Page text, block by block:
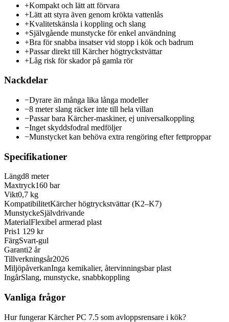
+Kompakt och lätt att förvara
+Lätt att styra även genom krökta vattenlås
+Kvalitetskänsla i koppling och slang
+Självgående munstycke för enkel användning
+Bra för snabba insatser vid stopp i kök och badrum
+Passar direkt till Kärcher högtryckstvättar
+Låg risk för skador på gamla rör
Nackdelar
−Dyrare än många lika långa modeller
−8 meter slang räcker inte till hela villan
−Passar bara Kärcher-maskiner, ej universalkoppling
−Inget skyddsfodral medföljer
−Munstycket kan behöva extra rengöring efter fettproppar
Specifikationer
Längd8 meter
Maxtryck160 bar
Vikt0,7 kg
KompatibilitetKärcher högtryckstvättar (K2–K7)
MunstyckeSjälvdrivande
MaterialFlexibel armerad plast
Pris1 129 kr
FärgSvart-gul
Garanti2 år
Tillverkningsår2026
MiljöpåverkanInga kemikalier, återvinningsbar plast
IngårSlang, munstycke, snabbkoppling
Vanliga frågor
Hur fungerar Kärcher PC 7.5 som avloppsrensare i kök?